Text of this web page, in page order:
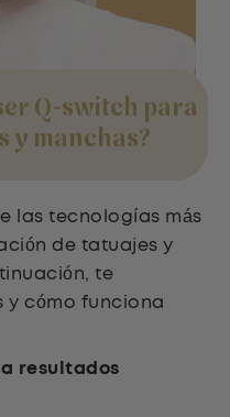
Q-switch para
y manchas?
las tecnologías más
de tatuajes y
te
y cómo funciona
resultados